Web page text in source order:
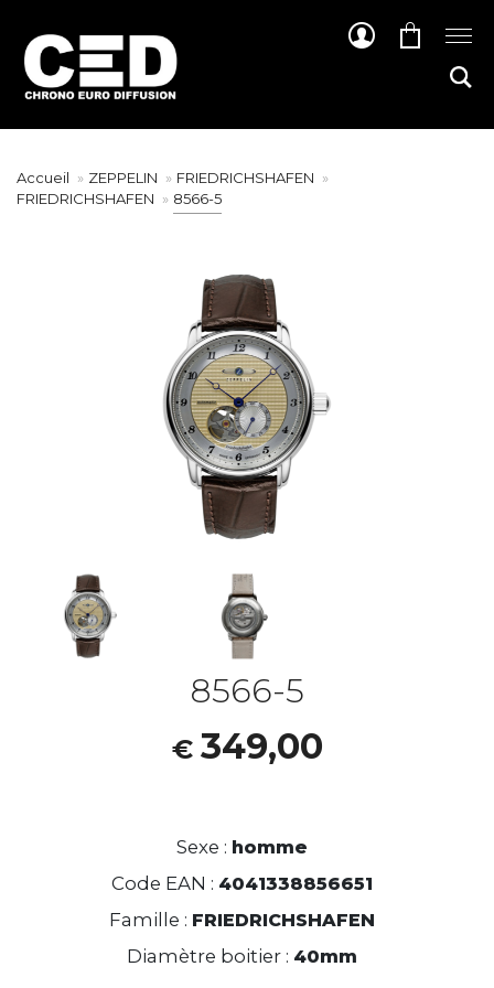
Accueil ZEPPELIN
FRIEDRICHSHAFEN
FRIEDRICHSHAFEN
8566-5
8566-5
€ 349,00
Sexe : homme
Code EAN : 4041338856651
Famille : FRIEDRICHSHAFEN
Diamètre boitier : 40mm